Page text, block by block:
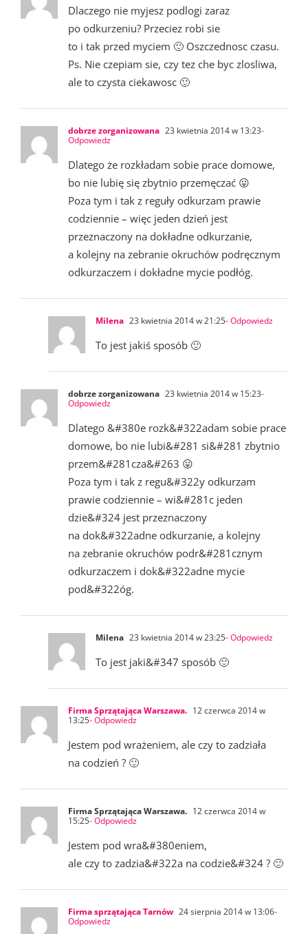
Dlaczego nie myjesz podlogi zaraz
po odkurzeniu? Przeciez robi sie
to i tak przed myciem 🙂 Oszczednosc czasu.
Ps. Nie czepiam sie, czy tez che byc zlosliwa,
ale to czysta ciekawosc 🙂
dobrze zorganizowana 23 kwietnia 2014 w 13:23-
Odpowiedz
Dlatego że rozkładam sobie prace domowe,
bo nie lubię się zbytnio przemęczać 😛
Poza tym i tak z reguły odkurzam prawie
codziennie – więc jeden dzień jest
przeznaczony na dokładne odkurzanie,
a kolejny na zebranie okruchów podręcznym
odkurzaczem i dokładne mycie podłóg.
Milena 23 kwietnia 2014 w 21:25- Odpowiedz
To jest jakiś sposób 🙂
dobrze zorganizowana 23 kwietnia 2014 w 15:23-
Odpowiedz
Dlatego &#380e rozk&#322adam sobie prace
domowe, bo nie lubi&#281 si&#281 zbytnio
przem&#281cza&#263 😛
Poza tym i tak z regu&#322y odkurzam
prawie codziennie – wi&#281c jeden
dzie&#324 jest przeznaczony
na dok&#322adne odkurzanie, a kolejny
na zebranie okruchów podr&#281cznym
odkurzaczem i dok&#322adne mycie
pod&#322óg.
Milena 23 kwietnia 2014 w 23:25- Odpowiedz
To jest jaki&#347 sposób 🙂
Firma Sprzątająca Warszawa. 12 czerwca 2014 w
13:25- Odpowiedz
Jestem pod wrażeniem, ale czy to zadziała
na codzień ? 🙂
Firma Sprzątająca Warszawa. 12 czerwca 2014 w
15:25- Odpowiedz
Jestem pod wra&#380eniem,
ale czy to zadzia&#322a na codzie&#324 ? 🙂
Firma sprzątająca Tarnów 24 sierpnia 2014 w 13:06-
Odpowiedz